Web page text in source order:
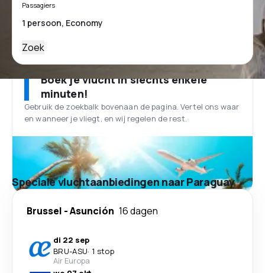
Passagiers
Zoek
Boek je vlucht in slechts enkele
minuten!
Gebruik de zoekbalk bovenaan de pagina. Vertel ons waar
en wanneer je vliegt, en wij regelen de rest.
Speciale vluchtaanbiedingen naar Paraguay
Brussel -Asunción 16 dagen
di 22 sep
BRU-ASU· 1 stop
Air Europa